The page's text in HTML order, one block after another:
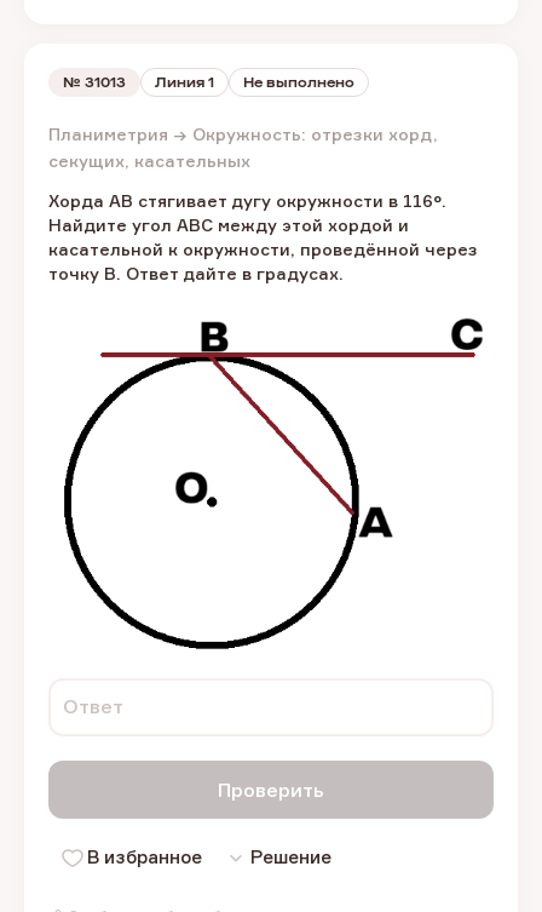
№ 31013 Линия 1 Не выполнено
Планиметрия → Окружность: отрезки хорд,
секущих, касательных
Хорда AB стягивает дугу окружности в 116°.
Найдите угол ABC между этой хордой и
касательной к окружности, проведённой через
точку B. Ответ дайте в градусах.
Ответ
Проверить
В избранное Решение